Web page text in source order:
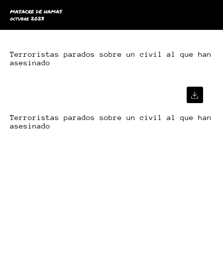
MASACRE DE HAMAS
octubre 2023
Terroristas parados sobre un civil al que han
asesinado
Terroristas parados sobre un civil al que han
asesinado